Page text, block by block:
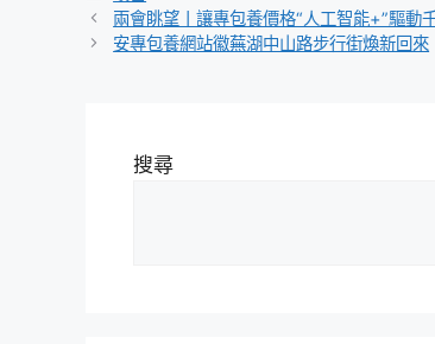
類
兩會眺望丨讓專包養價格“人工智能+”驅動
安專包養網站徽蕪湖中山路步行街煥新回來
搜尋